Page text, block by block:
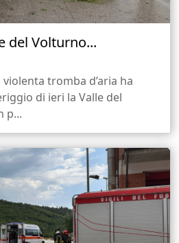
del Volturno...
tromba d’aria ha
di ieri la Valle del
p...